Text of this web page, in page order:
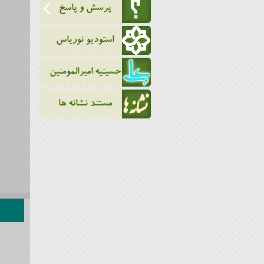
پرسش و پاسخ
استودیو نوریاس
حسینیه امیرالمومنین
مستند نشانه ها